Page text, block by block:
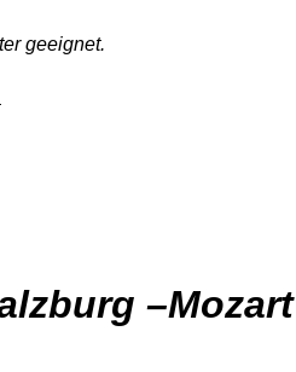
geeignet.
–Mozart